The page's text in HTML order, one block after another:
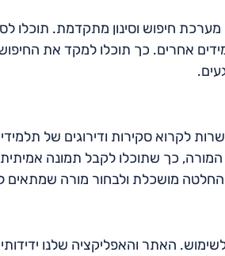
חיפוש וסינון מתקדמת. תוכלו
אחרים. כך תוכלו למקד את
לקרוא סקירות ודירוגים של
המורה, כך שתוכלו לקבל תמונה
החלטה מושכלת ולבחור מורה שמתאים
לשימוש. האתר והאפליקציה שלנו